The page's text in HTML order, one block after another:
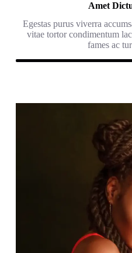
Amet
Egestas purus viverra
vitae tortor condimentum
fames ac